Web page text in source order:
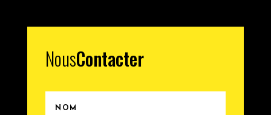
NousContacter